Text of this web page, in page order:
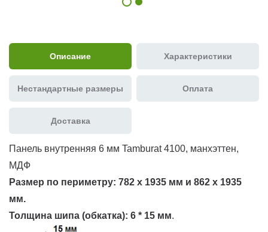
Описание Характеристики
Нестандартные размеры Оплата
Доставка
Панель внутренняя 6 мм Tamburat 4100, манхэттен,
МДФ
Размер по периметру: 782 х 1935 мм и 862 х 1935
мм.
Толщина шипа (обкатка): 6 * 15 мм.